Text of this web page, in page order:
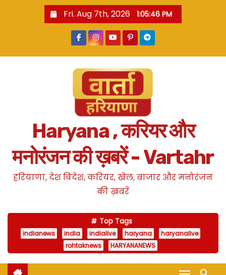
Fri. Aug 7th, 2026 1:05:47 PM
Haryana , करियर और
मनोरंजन की ख़बरें - Vartahr
हरियाणा, देश विदेश, करियर, खेल, बाजार और मनोरंजन
की ख़बरें
Top Tags
indianews india indialive haryana
haryanalive
rohtaknews
HARYANANEWS